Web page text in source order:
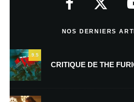
NOS DERNIERS
9.5
CRITIQUE DE THE